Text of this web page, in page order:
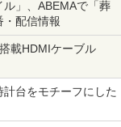
」、ABEMAで「葬
・配信情報
載HDMIケーブル
計台をモチーフにした